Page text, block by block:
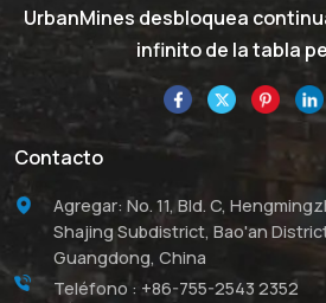
UrbanMines desbloquea
infinito de la tabla
Contacto
Agregar: No. 11, Bld. C,
Shajing Subdistrict, Bao'an
Guangdong, China
Teléfono : +86-755-2543 2352